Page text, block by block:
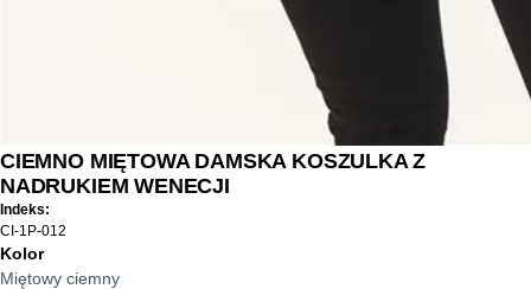
CIEMNO MIĘTOWA DAMSKA KOSZULKA Z
NADRUKIEM WENECJI
Indeks:
CI-1P-012
Kolor
Miętowy ciemny